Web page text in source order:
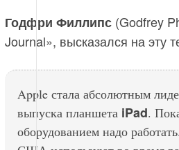
Годфри Филлипс (Godfrey
Journal», высказался на эту
Apple стала абсолютным
выпуска планшета iPad.
оборудованием надо